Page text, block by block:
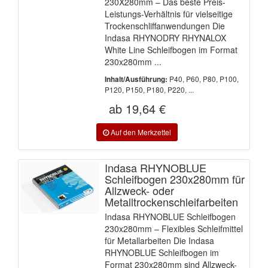
Leistungs-Verhältnis für vielseitige
Trockenschliffanwendungen Die
Indasa RHYNODRY RHYNALOX
White Line Schleifbogen im Format
230x280mm ...
Inhalt/Ausführung: P40, P60, P80, P100,
P120, P150, P180, P220, ...
ab 19,64 €
Indasa RHYNOBLUE
Schleifbogen 230x280mm für
Allzweck- oder
Metalltrockenschleifarbeiten
Indasa RHYNOBLUE Schleifbogen
230x280mm – Flexibles Schleifmittel
für Metallarbeiten Die Indasa
RHYNOBLUE Schleifbogen im
Format 230x280mm sind Allzweck-